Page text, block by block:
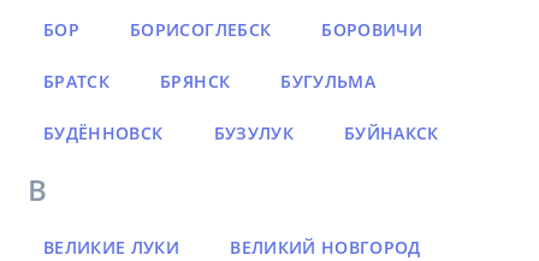
БОР БОРИСОГЛЕБСК БОРОВИЧИ
БРАТСК БРЯНСК БУГУЛЬМА
БУДЁННОВСК БУЗУЛУК БУЙНАКСК
В
ВЕЛИКИЕ ЛУКИ ВЕЛИКИЙ НОВГОРОД